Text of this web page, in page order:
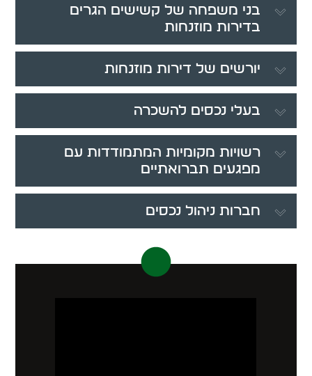
בני משפחה של קשישים הגרים
בדירות מוזנחות
יורשים של דירות מוזנחות
בעלי נכסים להשכרה
רשויות מקומיות המתמודדות עם
מפגעים תברואתיים
חברות ניהול נכסים